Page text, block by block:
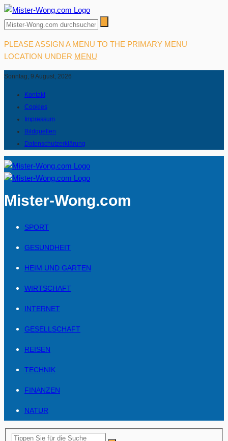
PLEASE ASSIGN A MENU TO THE PRIMARY MENU
LOCATION UNDER MENU
Sonntag, 9 August, 2026
Kontakt
Cookies
Impressum
Bildquellen
Datenschutzerklärung
Mister-Wong.com
SPORT
GESUNDHEIT
HEIM UND GARTEN
WIRTSCHAFT
INTERNET
GESELLSCHAFT
REISEN
TECHNIK
FINANZEN
NATUR